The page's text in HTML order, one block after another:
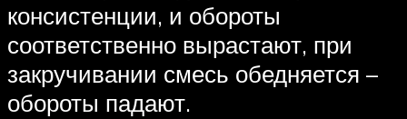
консистенции, и обороты
соответственно вырастают, при
закручивании смесь обедняется –
обороты падают.